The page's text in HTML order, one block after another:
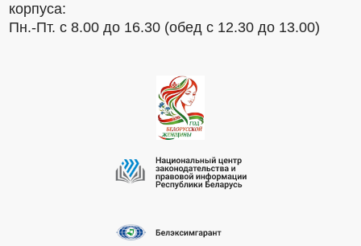
корпуса:
Пн.-Пт. с 8.00 до 16.30 (обед с 12.30 до 13.00)